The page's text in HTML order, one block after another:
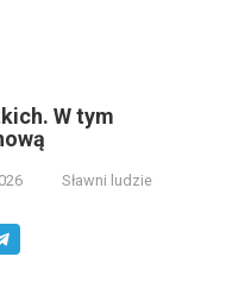
W tym
Sławni ludzie